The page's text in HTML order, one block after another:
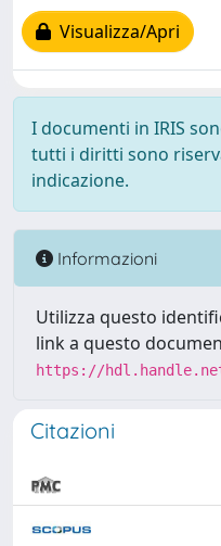
Visualizza/Apri
I documenti in IRIS
tutti i diritti sono
indicazione.
Informazioni
Utilizza questo
link a questo
https://
Citazioni